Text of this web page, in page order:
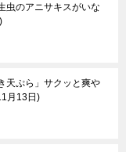
虫のアニサキスがいな
天ぷら」サクッと爽や
月13日